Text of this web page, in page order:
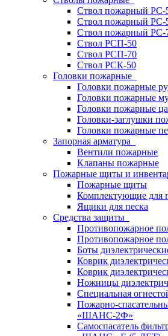
Ствол пожарный РС-
Ствол пожарный
Ствол пожарный РС-
Ствол РСП-50
Ствол РСП-70
Ствол РСК-50
Головки пожарные
Головки пожарные
Головки пожарные
Головки пожарные
Головки-заглушки
Головки пожарные
Запорная арматура
Вентили пожарные
Клапаны пожарные
Пожарные щиты и
Пожарные щиты
Комплектующие для
Ящики для песка
Средства защиты
Противопожарное
Противопожарное
Боты
Коврик
Коврик
Ножницы
Специальная
Пожарно-
«ШАНС-2Ф»
Самоспасатель